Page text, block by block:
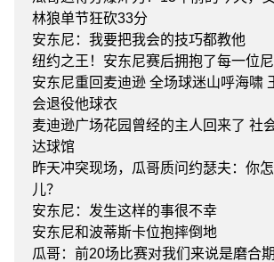
林狼单节狂砍33分
安东尼：我要把我会的技巧都教他
纽约之王！安东尼赛后拥抱了每一位
安东尼重回麦迪逊 全场球迷山呼海啸
会退役他球衣
麦迪逊广场花园曾经的主人回来了 社
达球馆
昨天冲突现场，瓜哥质问约瑟夫：你
儿？
安东尼：发生这样的事很不幸
安东尼和波蒂斯卡位抱摔倒地
瓜哥：前20场比赛对我们来说是磨合期